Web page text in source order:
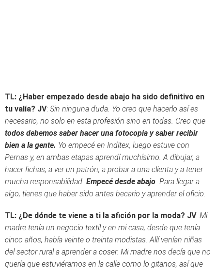
TL: ¿Haber empezado desde abajo ha sido definitivo en
tu valía? JV: Sin ninguna duda. Yo creo que hacerlo así es
necesario, no solo en esta profesión sino en todas. Creo que
todos debemos saber hacer una fotocopia y saber recibir
bien a la gente. Yo empecé en Inditex, luego estuve con
Pernas y, en ambas etapas aprendí muchísimo. A dibujar, a
hacer fichas, a ver un patrón, a probar a una clienta y a tener
mucha responsabilidad. Empecé desde abajo. Para llegar a
algo, tienes que haber sido antes becario y aprender el oficio.
TL: ¿De dónde te viene a ti la afición por la moda? JV: Mi
madre tenía un negocio textil y en mi casa, desde que tenía
cinco años, había veinte o treinta modistas. Allí venían niñas
del sector rural a aprender a coser. Mi madre nos decía que no
quería que estuviéramos en la calle como lo gitanos, así que